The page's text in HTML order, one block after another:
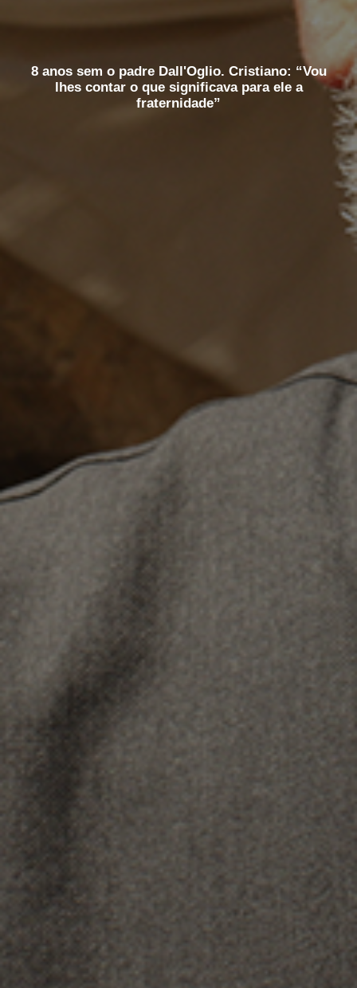
8 anos sem o padre Dall'Oglio. Cristiano: “Vou
lhes contar o que significava para ele a
fraternidade”